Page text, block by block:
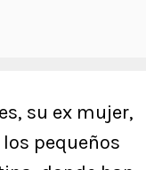
su ex mujer,
pequeños